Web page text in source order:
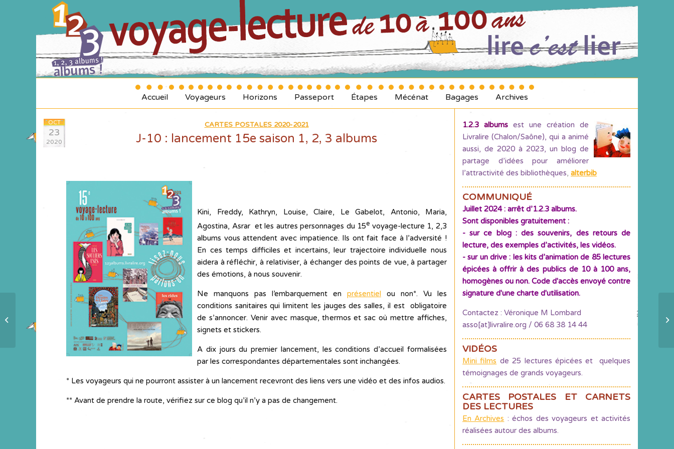
Accueil Voyageurs Horizons Passeport Étapes Mécénat Bagages Archives
OCT
23
2020
CARTES POSTALES 2020-2021
J-10 : lancement 15e saison 1, 2, 3 albums
Kini, Freddy, Kathryn, Louise, Claire, Le Gabelot, Antonio, Maria,
Agostina, Asrar et les autres personnages du 15e voyage-lecture 1, 2,3
albums vous attendent avec impatience. Ils ont fait face à l’adversité !
En ces temps difficiles et incertains, leur trajectoire individuelle nous
aidera à réfléchir, à relativiser, à échanger des points de vue, à partager
des émotions, à nous souvenir.
Ne manquons pas l’embarquement en présentiel ou non*. Vu les
conditions sanitaires qui limitent les jauges des salles, il est obligatoire
de s’annoncer. Venir avec masque, thermos et sac où mettre affiches,
signets et stickers.
A dix jours du premier lancement, les conditions d’accueil formalisées
par les correspondantes départementales sont inchangées.
* Les voyageurs qui ne pourront assister à un lancement recevront des liens vers une vidéo et des infos audios.
** Avant de prendre la route, vérifiez sur ce blog qu’il n’y a pas de changement.
1.2.3 albums est une création de
Livralire (Chalon/Saône), qui a animé
aussi, de 2020 à 2023, un blog de
partage d’idées pour améliorer
l’attractivité des bibliothèques, alterbib
COMMUNIQUÉ
Juillet 2024 : arrêt d’1.2.3 albums.
Sont disponibles gratuitement :
- sur ce blog : des souvenirs, des retours de
lecture, des exemples d’activités, les vidéos.
- sur un drive : les kits d’animation de 85 lectures
épicées à offrir à des publics de 10 à 100 ans,
homogènes ou non. Code d'accès envoyé contre
signature d'une charte d'utilisation.
Contactez : Véronique M Lombard
asso[at]livralire.org / 06 68 38 14 44
VIDÉOS
Mini films de 25 lectures épicées et quelques
témoignages de grands voyageurs.
CARTES POSTALES ET CARNETS
DES LECTURES
En Archives : échos des voyageurs et activités
réalisées autour des albums.
Audace et confiance
pour embarquer dans 1, 2, 3
albums